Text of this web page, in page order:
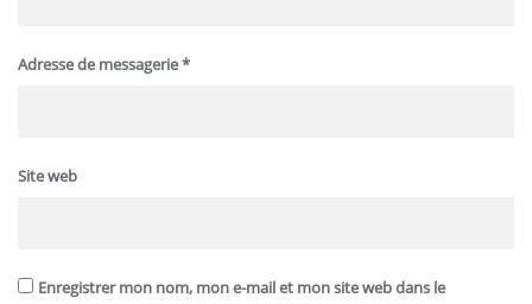
Adresse de messagerie*
Site web
Enregistrer mon nom, mon e-mail et mon site web dans le